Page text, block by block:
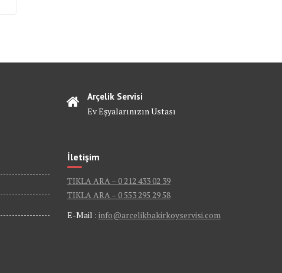
Arçelik Servisi
Ev Eşyalarınızın Ustası
İletişim
TIKLA ARA – 0 212 433 02 39
TIKLA ARA – 0 553 295 29 58
E-Mail : info@arcelikbakirkoyservisi.com